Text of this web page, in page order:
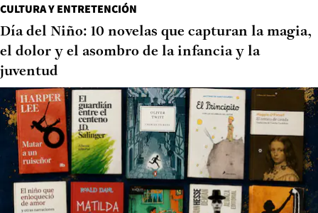
CULTURA Y ENTRETENCIÓN
Día del Niño: 10 novelas que capturan la magia,
el dolor y el asombro de la infancia y la
juventud